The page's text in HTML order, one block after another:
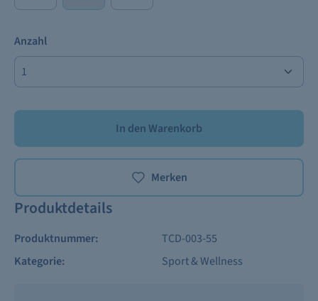
Anzahl
In den Warenkorb
Merken
Produktdetails
Produktnummer:
TCD-003-55
Kategorie:
Sport & Wellness